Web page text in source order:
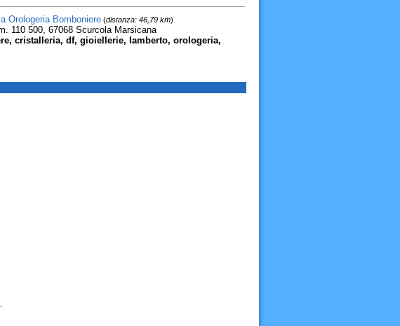
Orologeria Bomboniere(distanza: 46,79 km)
110 500, 67068 Scurcola Marsicana
cristalleria, df, gioiellerie, lamberto, orologeria,